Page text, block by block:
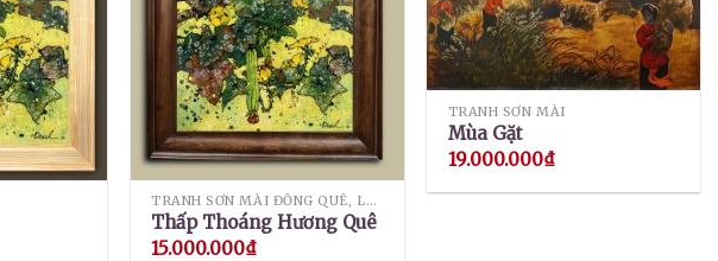
TRANH SƠN MÀI ĐỒNG QUÊ, LÀNG QUÊ
Thấp Thoáng Hương Quê
15.000.000₫
TRANH SƠN MÀI
Mùa Gặt
19.000.000₫